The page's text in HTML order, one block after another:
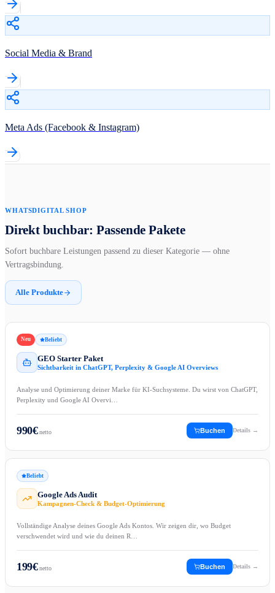
Social Media & Brand
Meta Ads (Facebook & Instagram)
WHATSDIGITAL SHOP
Direkt buchbar: Passende Pakete
Sofort buchbare Leistungen passend zu dieser Kategorie — ohne
Vertragsbindung.
Alle Produkte
Neu Beliebt
GEO Starter Paket
Sichtbarkeit in ChatGPT, Perplexity & Google AI Overviews
Analyse und Optimierung deiner Marke für KI-Suchsysteme. Du wirst von ChatGPT,
Perplexity und Google AI Overvi…
990€netto Buchen Details →
Beliebt
Google Ads Audit
Kampagnen-Check & Budget-Optimierung
Vollständige Analyse deines Google Ads Kontos. Wir zeigen dir, wo Budget
verschwendet wird und wie du deinen R…
199€netto Buchen Details →